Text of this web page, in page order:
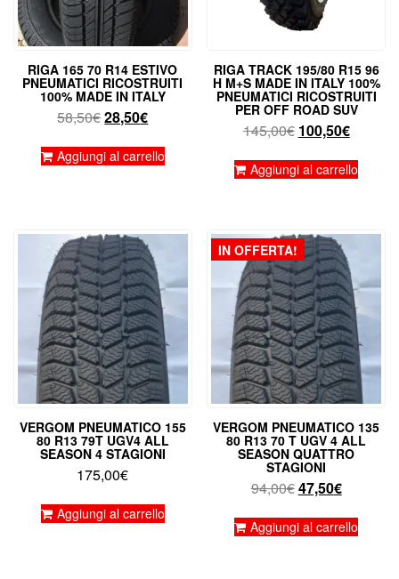
RIGA 165 70 R14 ESTIVO
PNEUMATICI RICOSTRUITI
100% MADE IN ITALY
58,50€Il
originale
28,50€Il
attuale
Aggiungi al carrello
RIGA TRACK 195/80 R15 96
H M+S MADE IN ITALY 100%
PNEUMATICI RICOSTRUITI
PER OFF ROAD SUV
145,00€ Il
originale
100,50€Il
attuale
Aggiungi al carrello
VERGOM PNEUMATICO 155
80 R13 79T UGV4 ALL
SEASON 4 STAGIONI
175,00€
Aggiungi al carrello
IN OFFERTA!
VERGOM PNEUMATICO 135
80 R13 70 T UGV 4 ALL
SEASON QUATTRO
STAGIONI
94,00€Il
originale
47,50€Il
attuale
Aggiungi al carrello